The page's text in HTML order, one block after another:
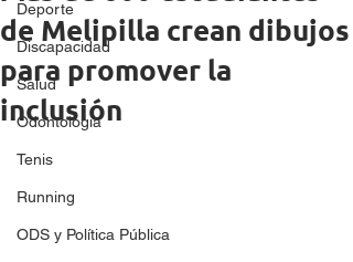
Deporte
Discapacidad
Salud
Odontologia
Tenis
Running
ODS y Política Pública
de Melipilla crean dibujos
para promover la
inclusión